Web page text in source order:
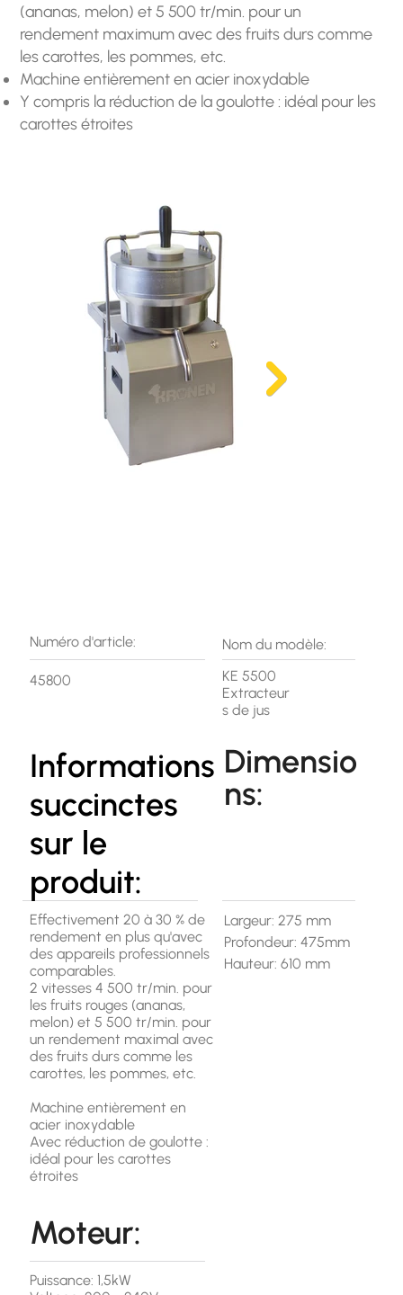
(ananas, melon) et 5 500 tr/min. pour un
rendement maximum avec des fruits durs comme
les carottes, les pommes, etc.
Machine entièrement en acier inoxydable
Y compris la réduction de la goulotte : idéal pour les
carottes étroites
Numéro d'article:
45800
Informations
succinctes
sur le
produit:
Effectivement 20 à 30 % de
rendement en plus qu'avec
des appareils professionnels
comparables.
2 vitesses 4 500 tr/min. pour
les fruits rouges (ananas,
melon) et 5 500 tr/min. pour
un rendement maximal avec
des fruits durs comme les
carottes, les pommes, etc.
Machine entièrement en
acier inoxydable
Avec réduction de goulotte :
idéal pour les carottes
étroites
Moteur:
Puissance: 1,5kW
Nom du modèle:
KE 5500
Extracteur
s de jus
Dimensio
ns:
Largeur: 275 mm
Profondeur: 475mm
Hauteur: 610 mm